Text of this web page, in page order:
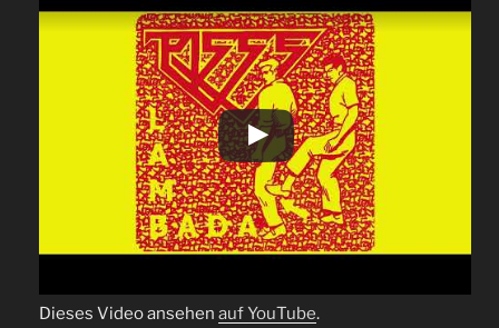
Dieses Video ansehen auf YouTube.